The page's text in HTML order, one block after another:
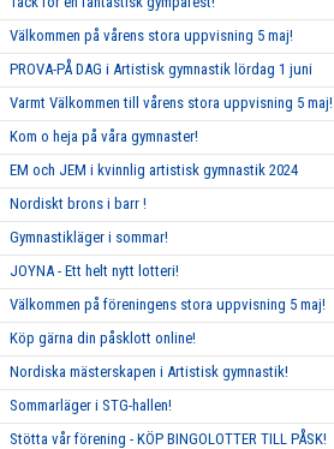
Välkommen på vårens stora uppvisning 5 maj!
PROVA-PÅ DAG i Artistisk gymnastik lördag 1 juni
Varmt Välkommen till vårens stora uppvisning 5 maj!
Kom o heja på våra gymnaster!
EM och JEM i kvinnlig artistisk gymnastik 2024
Nordiskt brons i barr !
Gymnastikläger i sommar!
JOYNA - Ett helt nytt lotteri!
Välkommen på föreningens stora uppvisning 5 maj!
Köp gärna din påsklott online!
Nordiska mästerskapen i Artistisk gymnastik!
Sommarläger i STG-hallen!
Stötta vår förening - KÖP BINGOLOTTER TILL PÅSK!